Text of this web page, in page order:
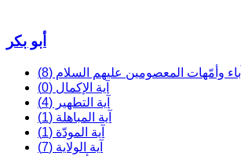
أبو بكر
آباء وأمّهات المعصومين عليهم السلام (8)
آية الإكمال (0)
آية التطهير (4)
آية المباهلة (1)
آية المودّة (1)
آية الولاية (7)